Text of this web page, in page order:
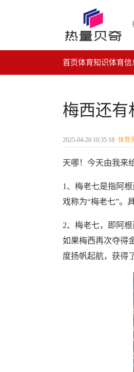
首页体育知识体育信
梅西还有
2025-04-26 10:35:18 体育
天哪！今天由我来
1、梅老七是指阿
戏称为“梅老七”。
2、梅老七，即阿
如果梅西再次夺得
度扬帆起航，获得